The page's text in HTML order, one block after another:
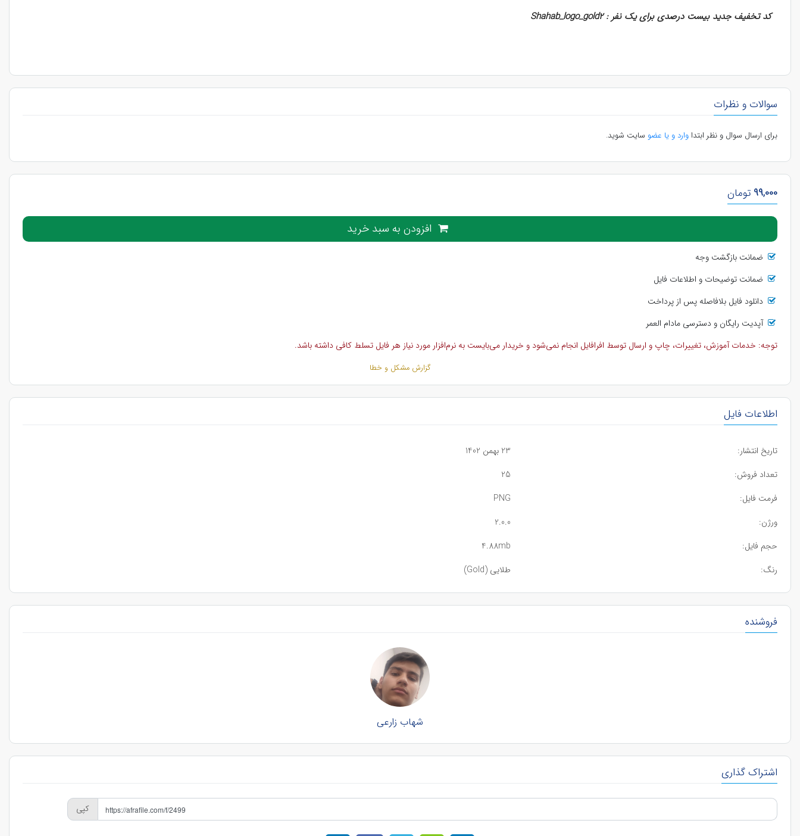
کد تخفیف جدید بیست درصدی برای یک نفر :Shahab_logo_gold2
سوالات و نظرات
برای ارسال سوال و نظر ابتداوارد و یا عضو سایت شوید.
99,000 تومان
افزودن به سبد خرید
ضمانت بازگشت وجه
ضمانت توضیحات و اطلاعات فایل
دانلود فایل بلافاصله پس از پرداخت
آپدیت رایگان و دسترسی مادام العمر
توجه: خدمات آموزش، تغییرات، چاپ و ارسال توسط افرافایل انجام نمی‌شود و خریدار می‌بایست به نرم‌افزار مورد نیاز هر فایل تسلط کافی داشته باشد.
گزارش مشکل و خطا
اطلاعات فایل
تاریخ انتشار:
23 بهمن 1402
تعداد فروش:
25
فرمت فایل:
PNG
ورژن:
2.0.0
حجم فایل:
4.88mb
رنگ:
طلایی (Gold)
فروشنده
شهاب زارعی
اشتراک گذاری
کپی